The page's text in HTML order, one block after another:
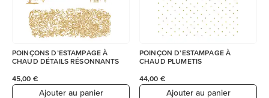
POINÇONS D’ESTAMPAGE À
CHAUD DÉTAILS RÉSONNANTS
45,00 €
Ajouter au panier
POINÇON D’ESTAMPAGE À
CHAUD PLUMETIS
44,00 €
Ajouter au panier